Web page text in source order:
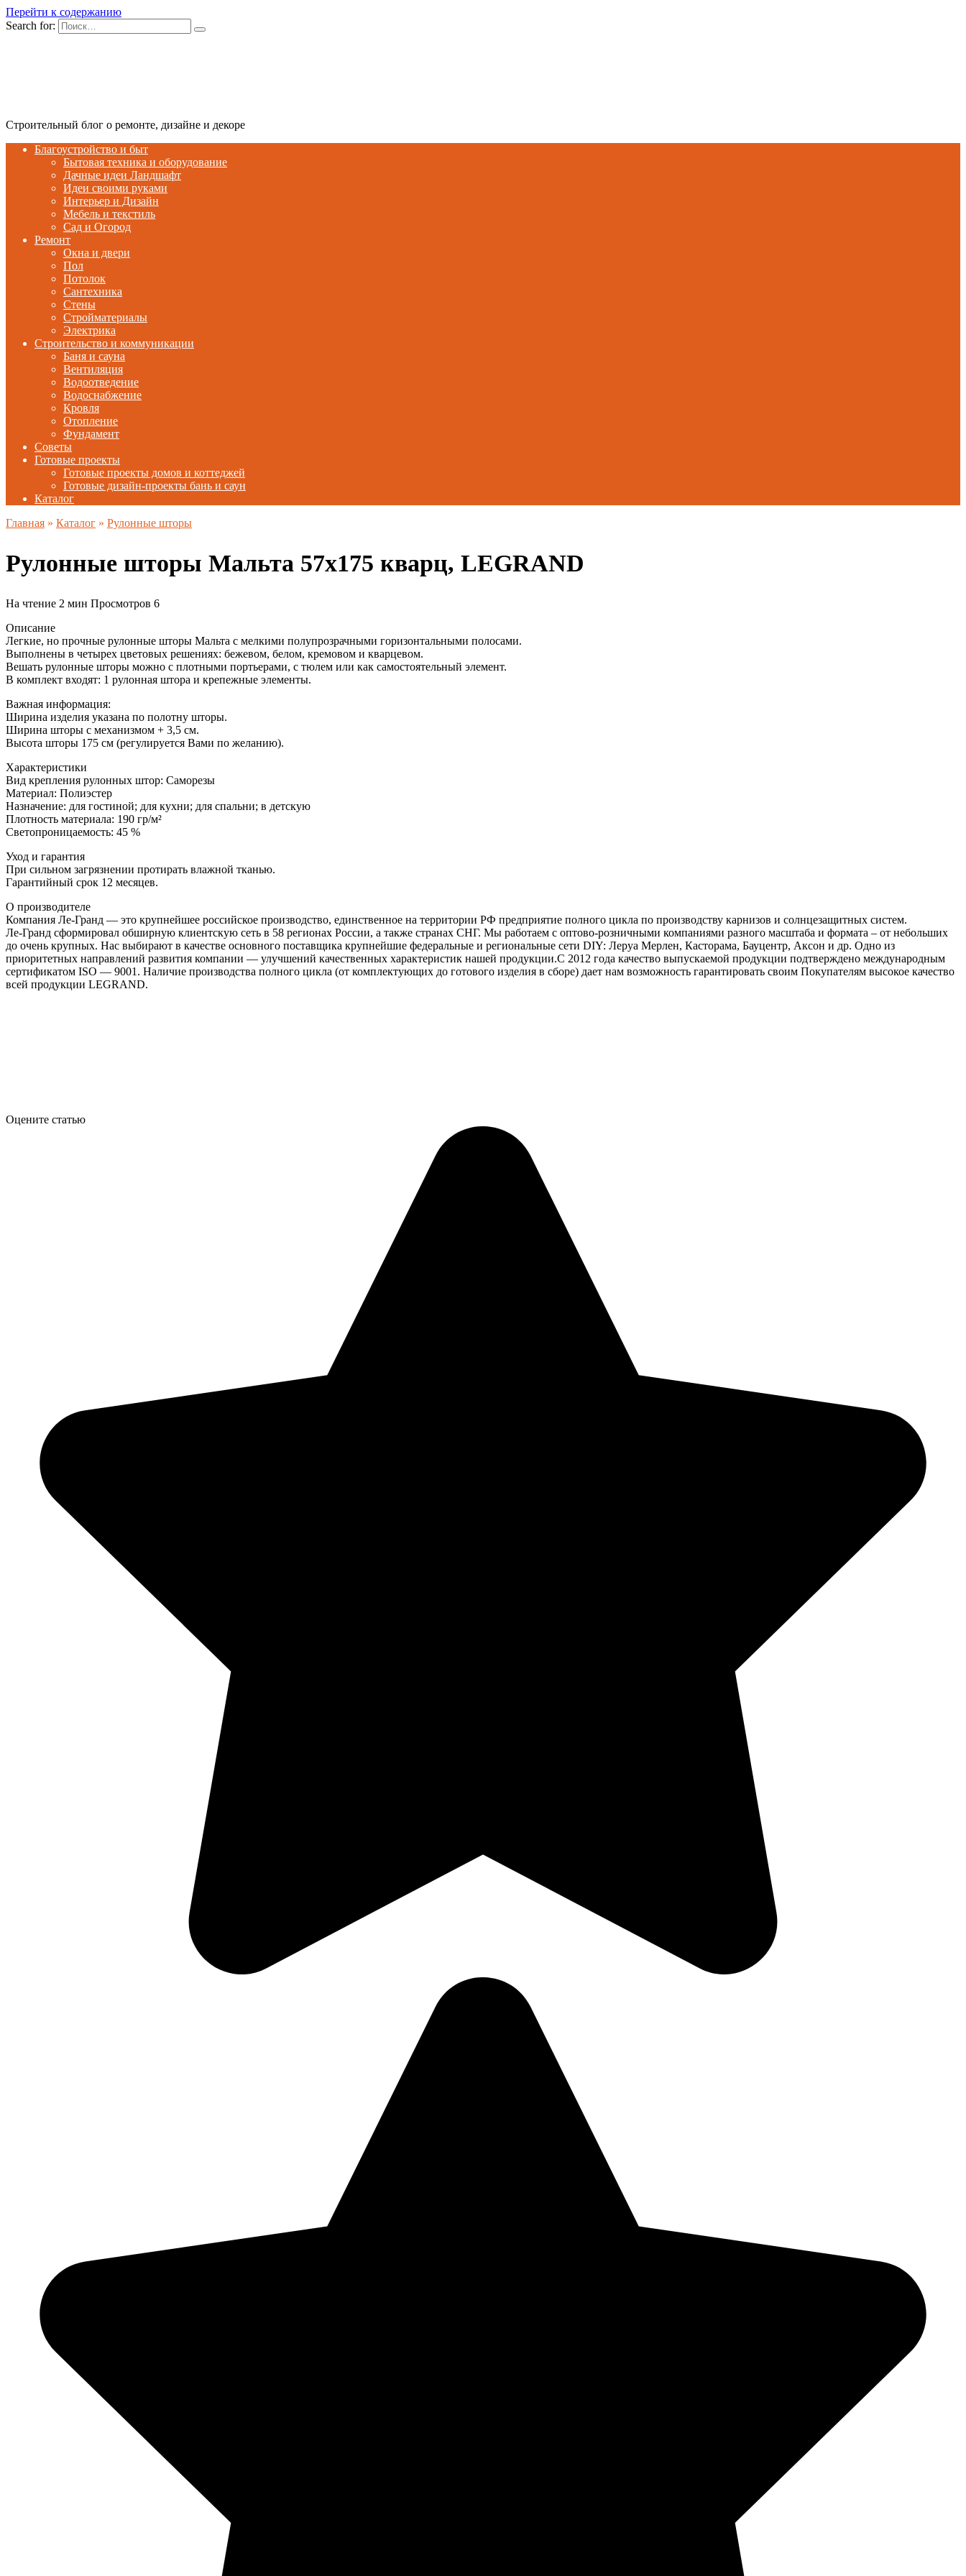
Перейти к содержанию
Search for:
Строительный блог о ремонте, дизайне и декоре
Благоустройство и быт
Бытовая техника и оборудование
Дачные идеи Ландшафт
Идеи своими руками
Интерьер и Дизайн
Мебель и текстиль
Сад и Огород
Ремонт
Окна и двери
Пол
Потолок
Сантехника
Стены
Стройматериалы
Электрика
Строительство и коммуникации
Баня и сауна
Вентиляция
Водоотведение
Водоснабжение
Кровля
Отопление
Фундамент
Советы
Готовые проекты
Готовые проекты домов и коттеджей
Готовые дизайн-проекты бань и саун
Каталог
Главная » Каталог » Рулонные шторы
Рулонные шторы Мальта 57х175 кварц, LEGRAND
На чтение 2 мин Просмотров 6
Описание
Легкие, но прочные рулонные шторы Мальта с мелкими полупрозрачными горизонтальными полосами.
Выполнены в четырех цветовых решениях: бежевом, белом, кремовом и кварцевом.
Вешать рулонные шторы можно с плотными портьерами, с тюлем или как самостоятельный элемент.
В комплект входят: 1 рулонная штора и крепежные элементы.
Важная информация:
Ширина изделия указана по полотну шторы.
Ширина шторы с механизмом + 3,5 см.
Высота шторы 175 см (регулируется Вами по желанию).
Характеристики
Вид крепления рулонных штор: Саморезы
Материал: Полиэстер
Назначение: для гостиной; для кухни; для спальни; в детскую
Плотность материала: 190 гр/м²
Светопроницаемость: 45 %
Уход и гарантия
При сильном загрязнении протирать влажной тканью.
Гарантийный срок 12 месяцев.
О производителе
Компания Ле-Гранд — это крупнейшее российское производство, единственное на территории РФ предприятие полного цикла по производству карнизов и солнцезащитных систем.
Ле-Гранд сформировал обширную клиентскую сеть в 58 регионах России, а также странах СНГ. Мы работаем с оптово-розничными компаниями разного масштаба и формата – от небольших
до очень крупных. Нас выбирают в качестве основного поставщика крупнейшие федеральные и региональные сети DIY: Леруа Мерлен, Касторама, Бауцентр, Аксон и др. Одно из
приоритетных направлений развития компании — улучшений качественных характеристик нашей продукции.С 2012 года качество выпускаемой продукции подтверждено международным
сертификатом ISO — 9001. Наличие производства полного цикла (от комплектующих до готового изделия в сборе) дает нам возможность гарантировать своим Покупателям высокое качество
всей продукции LEGRAND.
Оцените статью